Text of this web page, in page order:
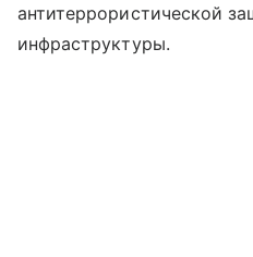
антитеррористической
инфраструктуры.